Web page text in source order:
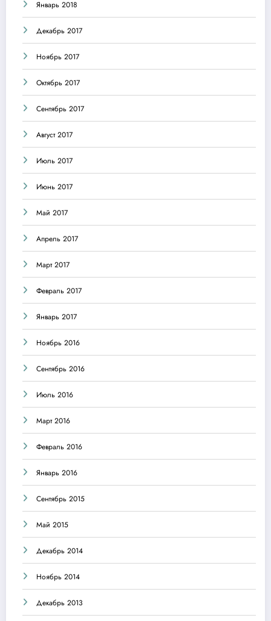
Январь 2018
Декабрь 2017
Ноябрь 2017
Октябрь 2017
Сентябрь 2017
Август 2017
Июль 2017
Июнь 2017
Май 2017
Апрель 2017
Март 2017
Февраль 2017
Январь 2017
Ноябрь 2016
Сентябрь 2016
Июль 2016
Март 2016
Февраль 2016
Январь 2016
Сентябрь 2015
Май 2015
Декабрь 2014
Ноябрь 2014
Декабрь 2013